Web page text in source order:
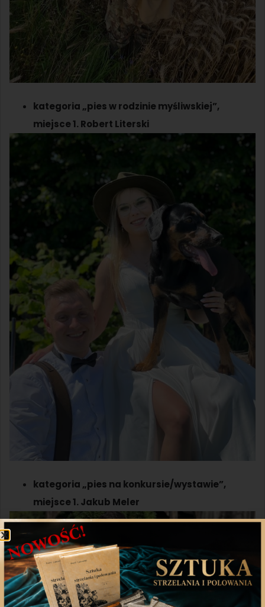
kategoria „pies w rodzinie myśliwskiej”,
miejsce 1. Robert Literski
kategoria „pies na konkursie/wystawie”,
miejsce 1. Jakub Meler